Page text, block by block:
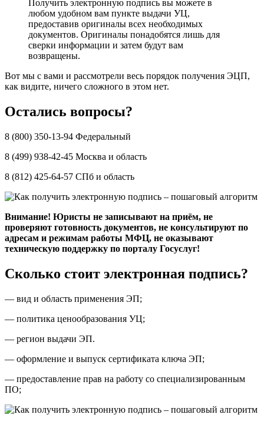
Получить электронную подпись вы можете в
любом удобном вам пункте выдачи УЦ,
предоставив оригиналы всех необходимых
документов. Оригиналы понадобятся лишь для
сверки информации и затем будут вам
возвращены.
Вот мы с вами и рассмотрели весь порядок получения ЭЦП,
как видите, ничего сложного в этом нет.
Остались вопросы?
8 (800) 350-13-94 Федеральный
8 (499) 938-42-45 Москва и область
8 (812) 425-64-57 СПб и область
Внимание! Юристы не записывают на приём, не
проверяют готовность документов, не консультируют по
адресам и режимам работы МФЦ, не оказывают
техническую поддержку по порталу Госуслуг!
Сколько стоит электронная подпись?
— вид и область применения ЭП;
— политика ценообразования УЦ;
— регион выдачи ЭП.
— оформление и выпуск сертификата ключа ЭП;
— предоставление прав на работу со специализированным
ПО;